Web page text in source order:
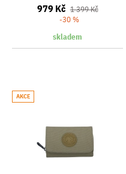
979 Kč 1 399 Kč
-30 %
skladem
AKCE